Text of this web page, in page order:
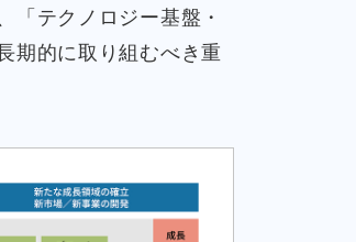
「テクノロジー基盤・
期的に取り組むべき重